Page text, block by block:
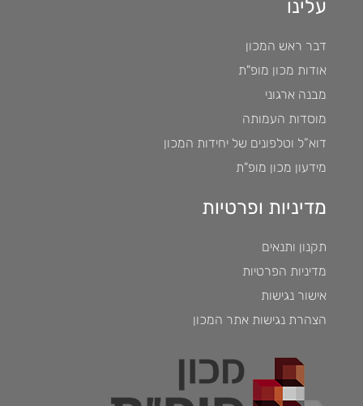
עלינו
דבר ראש המכון
אודות מכון מופ"ת
מבנה ארגוני
מוסדות העמותה
דוא”ל וטלפונים של יחידות המכון
מידעון מכון מופ"ת
מדיניות ופרטיות
תקנון ותנאים
מדיניות הפרטיות
אישור נגישות
הצהרת נגישות אתר המכון